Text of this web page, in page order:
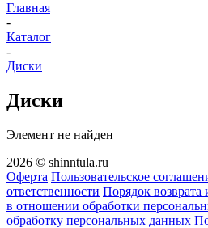
Главная
-
Каталог
-
Диски
Диски
Элемент не найден
2026 © shinntula.ru
Оферта Пользовательское
ответственности Порядок возврата
в отношении обработки
обработку персональных данных